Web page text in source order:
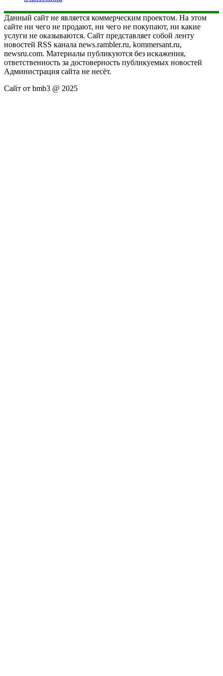
Данный сайт не является коммерческим проектом. На этом
сайте ни чего не продают, ни чего не покупают, ни какие
услуги не оказываются. Сайт представляет собой ленту
новостей RSS канала news.rambler.ru, kommersant.ru,
newsru.com. Материалы публикуются без искажения,
ответственность за достоверность публикуемых новостей
Администрация сайта не несёт.
Сайт от bmb3 @ 2025